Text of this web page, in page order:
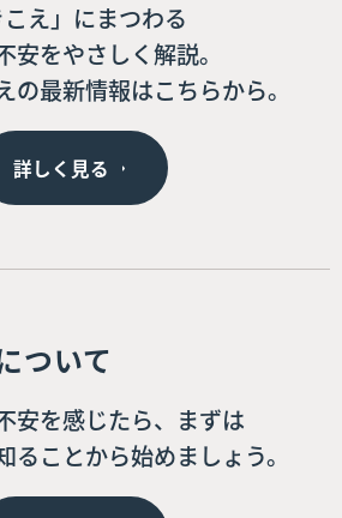
こえ」にまつわる
安をやさしく解説。
の最新情報はこちらから。
詳しく見る
ついて
安を感じたら、まずは
ることから始めましょう。